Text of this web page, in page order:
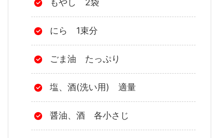
もやし 2袋
にら 1束分
ごま油 たっぷり
塩、酒(洗い用) 適量
醤油、酒 各小さじ